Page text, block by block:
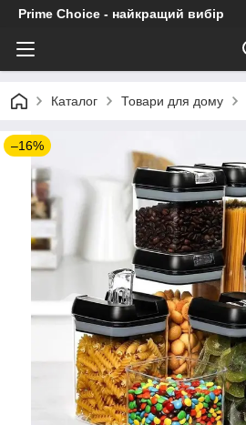
Prime Choice - найкращий вибір
Каталог Товари для дому
–16%